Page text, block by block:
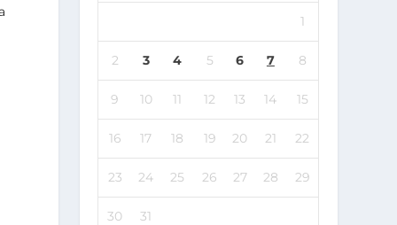
1
2 3 4 5 6 7 8
9 10 11 12 13 14 15
16 17 18 19 20 21 22
23 24 25 26 27 28 29
30
31